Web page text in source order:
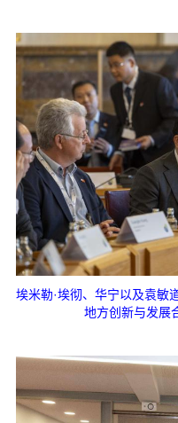
埃米勒·埃彻、华宁以及袁敏
地方创新与发展